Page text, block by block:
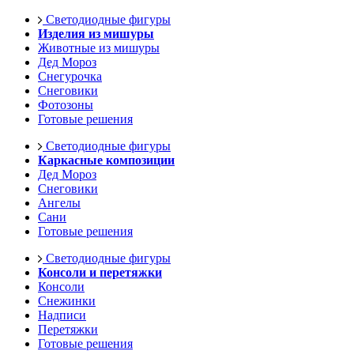
Светодиодные фигуры
Изделия из мишуры
Животные из мишуры
Дед Мороз
Снегурочка
Снеговики
Фотозоны
Готовые решения
Светодиодные фигуры
Каркасные композиции
Дед Мороз
Снеговики
Ангелы
Сани
Готовые решения
Светодиодные фигуры
Консоли и перетяжки
Консоли
Снежинки
Надписи
Перетяжки
Готовые решения